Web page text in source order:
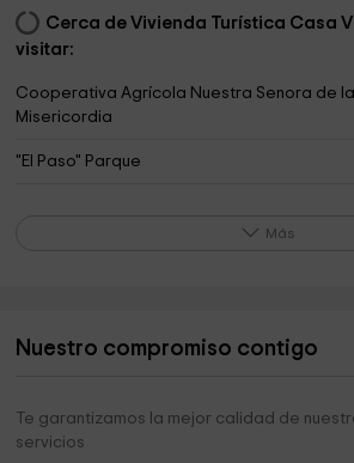
Cerca de Vivienda Turística Casa
visitar:
Cooperativa Agrícola Nuestra Senora de la
Misericordia
"El Paso" Parque
SKATE PARK LA CARRERA
Parroquia Santa Maria Maggiore
Más
Nuestro compromiso contigo
Te garantizamos la mejor calidad de
servicios